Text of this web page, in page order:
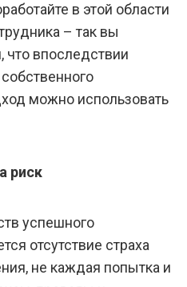
в этой области
– так вы
что впоследствии
можно использовать
риск
успешного
отсутствие страха
не каждая попытка и